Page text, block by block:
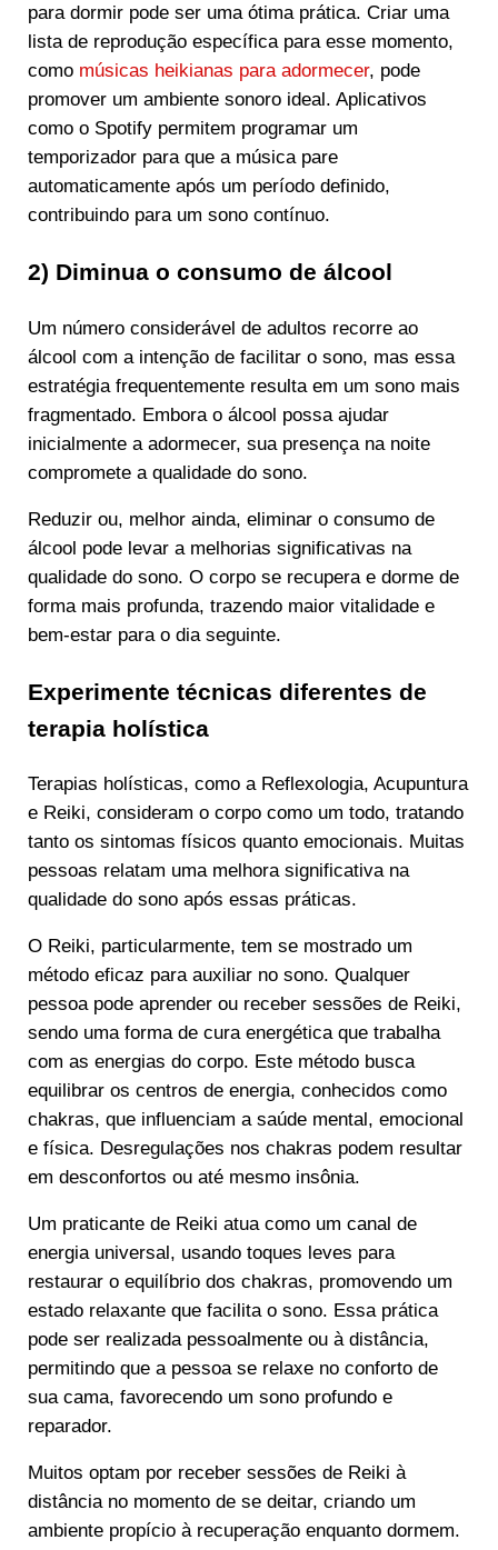
para dormir pode ser uma ótima prática. Criar uma
lista de reprodução específica para esse momento,
como músicas heikianas para adormecer, pode
promover um ambiente sonoro ideal. Aplicativos
como o Spotify permitem programar um
temporizador para que a música pare
automaticamente após um período definido,
contribuindo para um sono contínuo.
2) Diminua o consumo de álcool
Um número considerável de adultos recorre ao
álcool com a intenção de facilitar o sono, mas essa
estratégia frequentemente resulta em um sono mais
fragmentado. Embora o álcool possa ajudar
inicialmente a adormecer, sua presença na noite
compromete a qualidade do sono.
Reduzir ou, melhor ainda, eliminar o consumo de
álcool pode levar a melhorias significativas na
qualidade do sono. O corpo se recupera e dorme de
forma mais profunda, trazendo maior vitalidade e
bem-estar para o dia seguinte.
Experimente técnicas diferentes de
terapia holística
Terapias holísticas, como a Reflexologia, Acupuntura
e Reiki, consideram o corpo como um todo, tratando
tanto os sintomas físicos quanto emocionais. Muitas
pessoas relatam uma melhora significativa na
qualidade do sono após essas práticas.
O Reiki, particularmente, tem se mostrado um
método eficaz para auxiliar no sono. Qualquer
pessoa pode aprender ou receber sessões de Reiki,
sendo uma forma de cura energética que trabalha
com as energias do corpo. Este método busca
equilibrar os centros de energia, conhecidos como
chakras, que influenciam a saúde mental, emocional
e física. Desregulações nos chakras podem resultar
em desconfortos ou até mesmo insônia.
Um praticante de Reiki atua como um canal de
energia universal, usando toques leves para
restaurar o equilíbrio dos chakras, promovendo um
estado relaxante que facilita o sono. Essa prática
pode ser realizada pessoalmente ou à distância,
permitindo que a pessoa se relaxe no conforto de
sua cama, favorecendo um sono profundo e
reparador.
Muitos optam por receber sessões de Reiki à
distância no momento de se deitar, criando um
ambiente propício à recuperação enquanto dormem.